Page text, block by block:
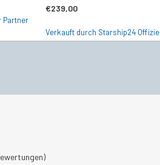
Partner
€239,00
Verkauft durch Starship24